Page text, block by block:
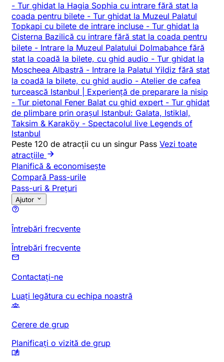
- Tur ghidat la Hagia Sophia cu intrare fără stat la
coada pentru bilete - Tur ghidat la Muzeul Palatul
Topkapi cu bilete de intrare incluse - Tur ghidat la
Cisterna Bazilică cu intrare fără stat la coada pentru
bilete - Intrare la Muzeul Palatului Dolmabahce fără
stat la coadă la bilete, cu ghid audio - Tur ghidat la
Moscheea Albastră - Intrare la Palatul Yildiz fără stat
la coadă la bilete, cu ghid audio - Atelier de cafea
turcească Istanbul | Experiență de preparare la nisip
- Tur pietonal Fener Balat cu ghid expert - Tur ghidat
de plimbare prin orașul Istanbul: Galata, Istiklal,
Taksim & Karaköy - Spectacolul live Legends of
Istanbul
Peste 120 de atracții cu un singur Pass Vezi toate
atracțiile
Planifică & economisește
Compară Pass-urile
Pass-uri & Prețuri
Ajutor
Întrebări frecvente
Întrebări frecvente
Contactați-ne
Luați legătura cu echipa noastră
Cerere de grup
Planificați o vizită de grup